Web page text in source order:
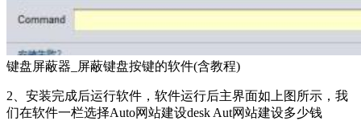
键盘屏蔽器_屏蔽键盘按键的软件(含教程)
2、安装完成后运行软件，软件运行后主界面如上图所示，我
们在软件一栏选择Auto网站建设desk Aut网站建设多少钱